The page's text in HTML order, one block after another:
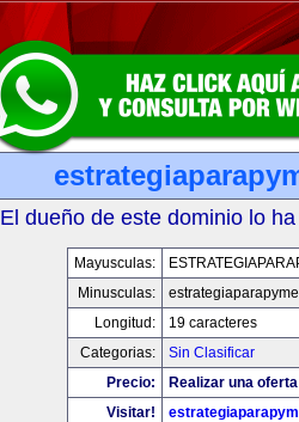
El dueño de este dominio lo
Mayusculas:
Minusculas:
Longitud:
19 caracteres
Categorias:
Sin Clasificar
Precio:
Realizar una
Visitar!